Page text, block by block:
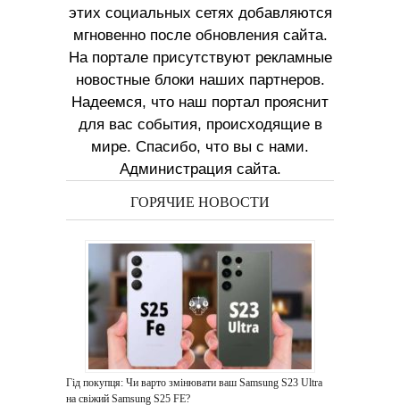
этих социальных сетях добавляются
мгновенно после обновления сайта.
На портале присутствуют рекламные
новостные блоки наших партнеров.
Надеемся, что наш портал прояснит
для вас события, происходящие в
мире. Спасибо, что вы с нами.
Администрация сайта.
ГОРЯЧИЕ НОВОСТИ
Гід покупця: Чи варто змінювати ваш Samsung S23 Ultra
на свіжий Samsung S25 FE?